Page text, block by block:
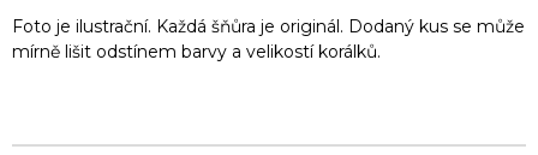
Foto je ilustrační. Každá šňůra je originál. Dodaný kus se může
mírně lišit odstínem barvy a velikostí korálků.